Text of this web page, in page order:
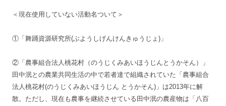
＜現在使用していない活動名ついて＞
①「舞踊資源研究所(ぶようしげんけんきゅうじょ)」
②「農事組合法人桃花村（のうじくみあいほうじんとうかそん）」
田中泯との農業共同生活の中で若者達で組織されていた「農事組合
法人桃花村(のうじくみあいほうじん とうかそん)」は2013年に解
散。ただし、現在も農事を継続させている田中泯の農産物は「八百